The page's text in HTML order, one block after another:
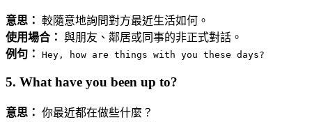
意思： 較隨意地詢問對方最近生活如何。
使用場合： 與朋友、鄰居或同事的非正式對話。
例句：
Hey, how are things with you these days?
5. What have you been up to?
意思： 你最近都在做些什麼？